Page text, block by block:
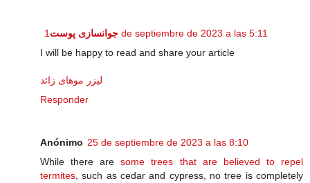
جوانسازی پوست 1 de septiembre de 2023 a las 5:11
I will be happy to read and share your article
لیزر موهای زائد
Responder
Anónimo 25 de septiembre de 2023 a las 8:10
While there aresome trees that are believed to repel
termites , such as cedar and cypress, no tree is completely